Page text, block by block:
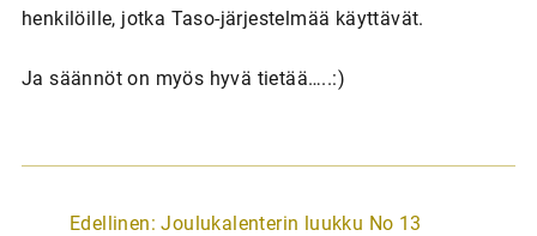
henkilöille, jotka Taso-järjestelmää käyttävät.
Ja säännöt on myös hyvä tietää…..:)
A
Edellinen: Joulukalenterin luukku No 13